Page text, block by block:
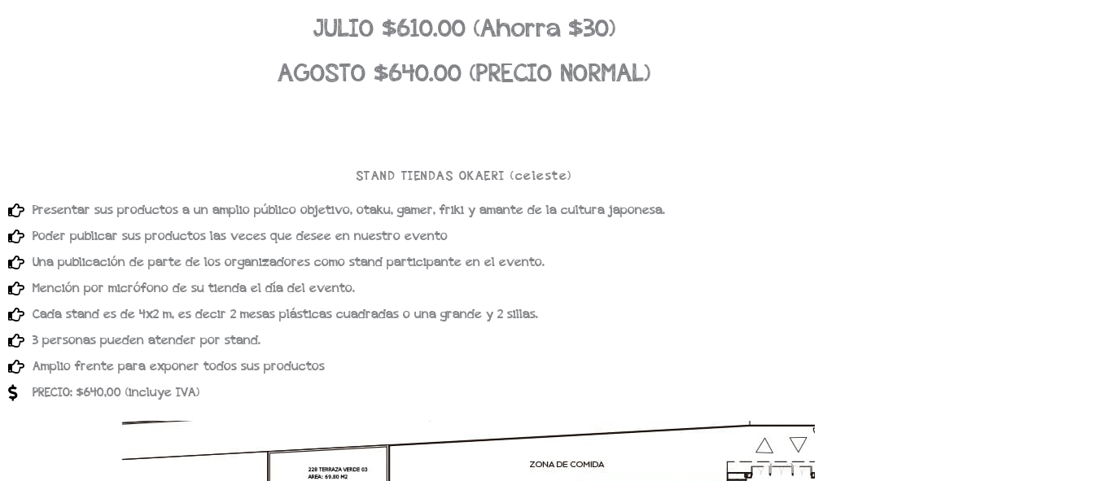
JULIO $610.00 (Ahorra $30)
AGOSTO $640.00 (PRECIO NORMAL)
STAND TIENDAS OKAERI (celeste)
Presentar sus productos a un amplio público objetivo, otaku, gamer, friki y amante de la cultura japonesa.
Poder publicar sus productos las veces que desee en nuestro evento
Una publicación de parte de los organizadores como stand participante en el evento.
Mención por micrófono de su tienda el día del evento.
Cada stand es de 4x2 m, es decir 2 mesas plásticas cuadradas o una grande y 2 sillas.
3 personas pueden atender por stand.
Amplio frente para exponer todos sus productos
PRECIO: $640,00 (incluye IVA)